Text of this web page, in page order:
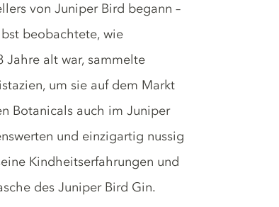
von Juniper Bird begann –
beobachtete, wie
Jahre alt war, sammelte
um sie auf dem Markt
Botanicals auch im Juniper
und einzigartig nussig
Kindheitserfahrungen und
des Juniper Bird Gin.